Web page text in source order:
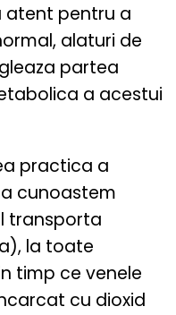
atent pentru a
alaturi de
partea
a acestui
practica a
cunoastem
transporta
la toate
timp ce venele
cu dioxid